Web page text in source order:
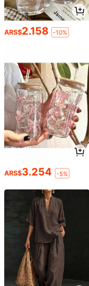
ARS$2.158 -10%
ARS$3.254 -5%